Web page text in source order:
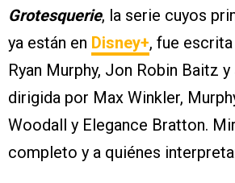
Grotesquerie, la serie cuyos
ya están en Disney+, fue
Ryan Murphy, Jon Robin Baitz
dirigida por Max Winkler,
Woodall y Elegance Bratton.
completo y a quiénes